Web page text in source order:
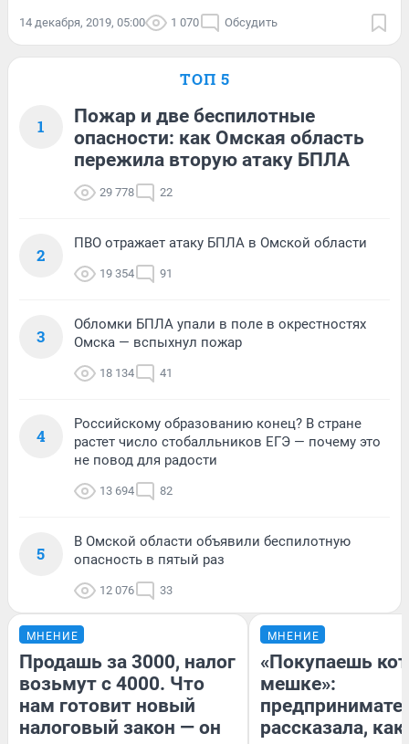
14 декабря, 2019, 05:00 1 070 Обсудить
ТОП 5
1
Пожар и две беспилотные
опасности: как Омская область
пережила вторую атаку БПЛА
29 778 22
2
ПВО отражает атаку БПЛА в Омской области
19 354 91
3
Обломки БПЛА упали в поле в окрестностях
Омска — вспыхнул пожар
18 134 41
4
Российскому образованию конец? В стране
растет число стобалльников ЕГЭ — почему это
не повод для радости
13 694 82
5
В Омской области объявили беспилотную
опасность в пятый раз
12 076 33
МНЕНИЕ
Продашь за 3000, налог
возьмут с 4000. Что
нам готовит новый
налоговый закон — он
МНЕНИЕ
«Покупаешь
мешке»:
рассказала, как